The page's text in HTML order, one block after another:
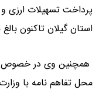
پرداخت تسهیلات ارزی
استان گیلان تاکنون بالغ بر ۲۵ همت می
همچنین وی در خصوص
محل تفاهم نامه با